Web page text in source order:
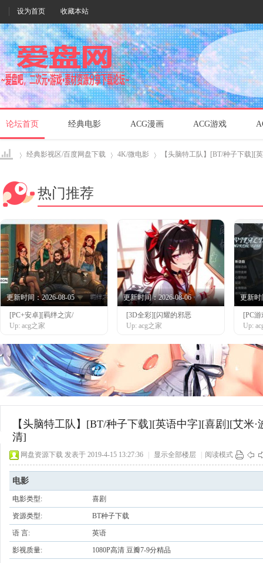
设为首页 收藏本站
论坛首页 经典电影 ACG漫画 ACG游戏
爱盘›
经典影视区/百度网盘下载
›
4K/微电影
›
【头脑特工队】[BT/种子下载][
热门推荐
更新时间：2026-08-05
[PC+安卓][羁绊之滨/
Up: acg之家
更新时间：2026-08-06
[3D全彩][闪耀的邪恶
Up: acg之家
更新时
[PC
Up:
【头脑特工队】[BT/种子下载][英语中字][喜剧][艾米
清]
网盘资源下载 发表于 2019-4-15 13:27:36 显示全部楼层 阅读模式
电影
电影类型: 喜剧
资源类型: BT种子下载
语 言: 英语
影视质量: 1080P高清 豆瓣7-9分精品